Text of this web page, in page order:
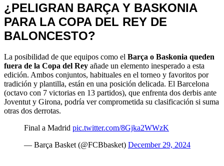
¿PELIGRAN BARÇA Y BASKONIA
PARA LA COPA DEL REY DE
BALONCESTO?
La posibilidad de que equipos como el Barça o Baskonia queden
fuera de la Copa del Rey añade un elemento inesperado a esta
edición. Ambos conjuntos, habituales en el torneo y favoritos por
tradición y plantilla, están en una posición delicada. El Barcelona
(octavo con 7 victorias en 13 partidos), que enfrenta dos derbis ante
Joventut y Girona, podría ver comprometida su clasificación si suma
otras dos derrotas.
Final a Madrid pic.twitter.com/8Gjka2WWzK
— Barça Basket (@FCBbasket) December 29, 2024